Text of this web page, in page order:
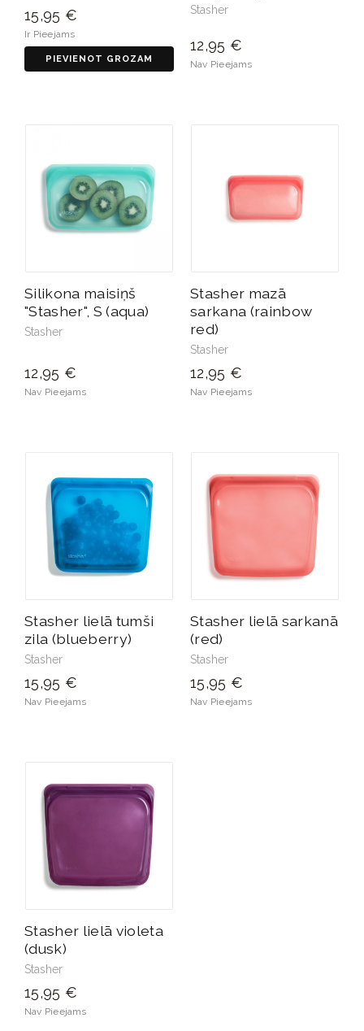
15,95 €
Ir Pieejams
PIEVIENOT GROZAM
Stasher
12,95 €
Nav Pieejams
Silikona maisiņš
"Stasher", S (aqua)
Stasher
12,95 €
Nav Pieejams
Stasher mazā
sarkana (rainbow
red)
Stasher
12,95 €
Nav Pieejams
Stasher lielā tumši
zila (blueberry)
Stasher
15,95 €
Nav Pieejams
Stasher lielā sarkanā
(red)
Stasher
15,95 €
Nav Pieejams
Stasher lielā violeta
(dusk)
Stasher
15,95 €
Nav Pieejams